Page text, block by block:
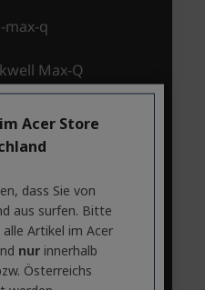
Acer Store
dass Sie von
aus surfen. Bitte
Artikel im Acer
nur innerhalb
Österreichs